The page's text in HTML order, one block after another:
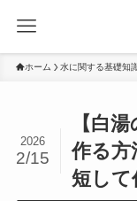
ホーム 水に関する基礎知
【白
作る方
短して
2026
2/15